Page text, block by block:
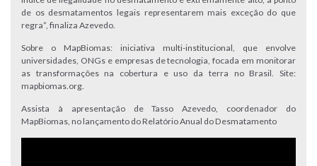
de os desmatamentos legais representarem mais exceção do que
regra”, finaliza Azevedo.
Sobre o MapBiomas: iniciativa multi-institucional, que envolve
universidades, ONGs e empresas de tecnologia, focada em monitorar
as transformações na cobertura e uso da terra no Brasil. Site:
mapbiomas.org.
Assista à apresentação de Tasso Azevedo, coordenador do
MapBiomas, no lançamento do Relatório Anual do Desmatamento